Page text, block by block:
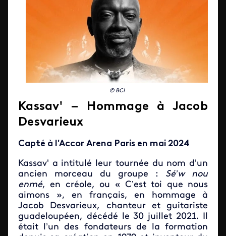
© BCI
Kassav' – Hommage à Jacob
Desvarieux
Capté à l'Accor Arena Paris en mai 2024
Kassav' a intitulé leur tournée du nom d'un
ancien morceau du groupe : Sé’w nou
enmé, en créole, ou « C’est toi que nous
aimons », en français, en hommage à
Jacob Desvarieux, chanteur et guitariste
guadeloupéen, décédé le 30 juillet 2021. Il
était l’un des fondateurs de la formation